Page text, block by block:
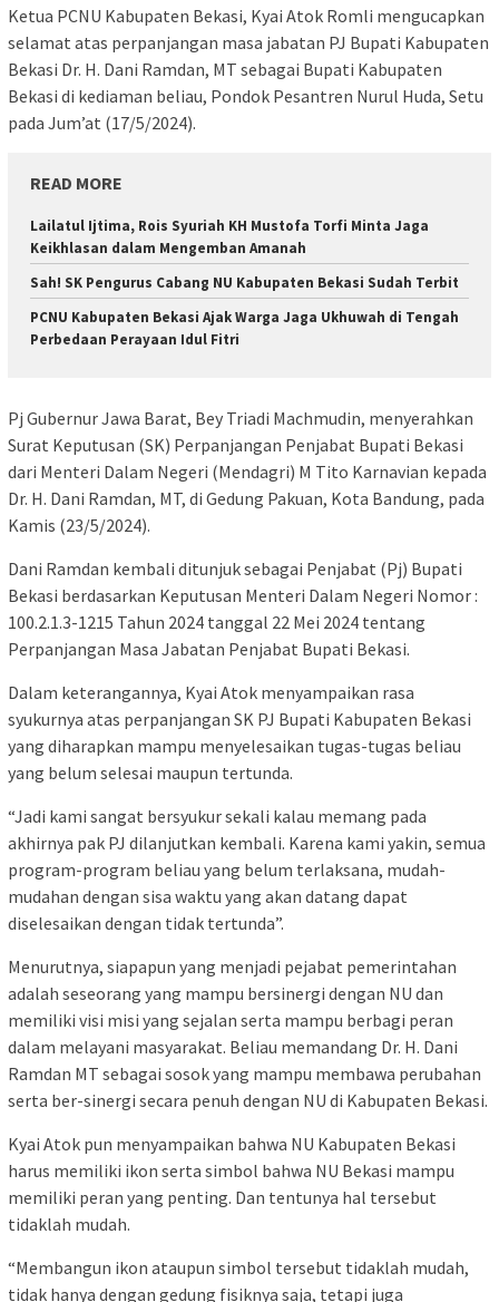
Ketua PCNU Kabupaten Bekasi, Kyai Atok Romli mengucapkan
selamat atas perpanjangan masa jabatan PJ Bupati Kabupaten
Bekasi Dr. H. Dani Ramdan, MT sebagai Bupati Kabupaten
Bekasi di kediaman beliau, Pondok Pesantren Nurul Huda, Setu
pada Jum’at (17/5/2024).
READ MORE
Lailatul Ijtima, Rois Syuriah KH Mustofa Torfi Minta Jaga
Keikhlasan dalam Mengemban Amanah
Sah! SK Pengurus Cabang NU Kabupaten Bekasi Sudah Terbit
PCNU Kabupaten Bekasi Ajak Warga Jaga Ukhuwah di Tengah
Perbedaan Perayaan Idul Fitri
Pj Gubernur Jawa Barat, Bey Triadi Machmudin, menyerahkan
Surat Keputusan (SK) Perpanjangan Penjabat Bupati Bekasi
dari Menteri Dalam Negeri (Mendagri) M Tito Karnavian kepada
Dr. H. Dani Ramdan, MT, di Gedung Pakuan, Kota Bandung, pada
Kamis (23/5/2024).
Dani Ramdan kembali ditunjuk sebagai Penjabat (Pj) Bupati
Bekasi berdasarkan Keputusan Menteri Dalam Negeri Nomor :
100.2.1.3-1215 Tahun 2024 tanggal 22 Mei 2024 tentang
Perpanjangan Masa Jabatan Penjabat Bupati Bekasi.
Dalam keterangannya, Kyai Atok menyampaikan rasa
syukurnya atas perpanjangan SK PJ Bupati Kabupaten Bekasi
yang diharapkan mampu menyelesaikan tugas-tugas beliau
yang belum selesai maupun tertunda.
“Jadi kami sangat bersyukur sekali kalau memang pada
akhirnya pak PJ dilanjutkan kembali. Karena kami yakin, semua
program-program beliau yang belum terlaksana, mudah-
mudahan dengan sisa waktu yang akan datang dapat
diselesaikan dengan tidak tertunda”.
Menurutnya, siapapun yang menjadi pejabat pemerintahan
adalah seseorang yang mampu bersinergi dengan NU dan
memiliki visi misi yang sejalan serta mampu berbagi peran
dalam melayani masyarakat. Beliau memandang Dr. H. Dani
Ramdan MT sebagai sosok yang mampu membawa perubahan
serta ber-sinergi secara penuh dengan NU di Kabupaten Bekasi.
Kyai Atok pun menyampaikan bahwa NU Kabupaten Bekasi
harus memiliki ikon serta simbol bahwa NU Bekasi mampu
memiliki peran yang penting. Dan tentunya hal tersebut
tidaklah mudah.
“Membangun ikon ataupun simbol tersebut tidaklah mudah,
tidak hanya dengan gedung fisiknya saja, tetapi juga